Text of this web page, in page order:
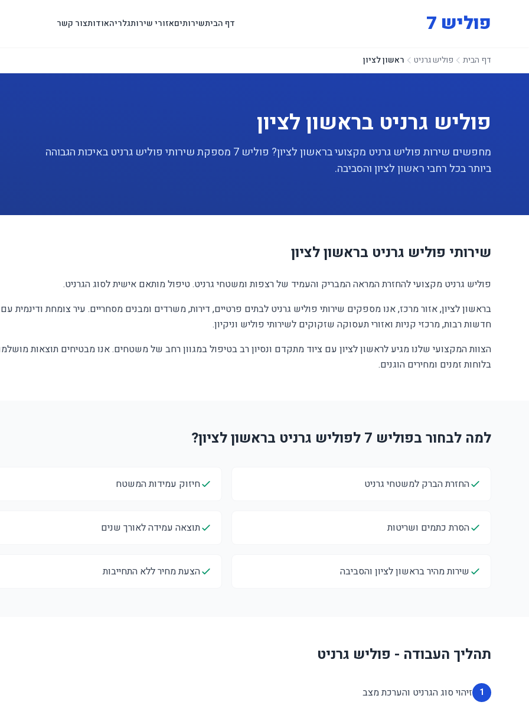
פוליש 7 דף הביתשירותיםאזורי שירותגלריהאודותצור קשר
דף הבית פוליש גרניט ראשון לציון
פוליש גרניט בראשון לציון
מחפשים שירות פוליש גרניט מקצועי בראשון לציון? פוליש 7 מספקת שירותי פוליש גרניט באיכות הגבוהה
ביותר בכל רחבי ראשון לציון והסביבה.
שירותי פוליש גרניט בראשון לציון
פוליש גרניט מקצועי להחזרת המראה המבריק והעמיד של רצפות ומשטחי גרניט. טיפול מותאם אישית לסוג הגרניט.
בראשון לציון, אזור מרכז, אנו מספקים שירותי פוליש גרניט לבתים פרטיים, דירות, משרדים ומבנים מסחריים. עיר צומחת ודינמית
חדשות רבות, מרכזי קניות ואזורי תעסוקה שזקוקים לשירותי פוליש וניקיון.
הצוות המקצועי שלנו מגיע לראשון לציון עם ציוד מתקדם ונסיון רב בטיפול במגוון רחב של משטחים. אנו מבטיחים תוצאות
בלוחות זמנים ומחירים הוגנים.
למה לבחור בפוליש 7 לפוליש גרניט בראשון לציון?
החזרת הברק למשטחי גרניט חיזוק עמידות המשטח
הסרת כתמים ושריטות תוצאה עמידה לאורך שנים
שירות מהיר בראשון לציון והסביבה הצעת מחיר ללא התחייבות
תהליך העבודה - פוליש גרניט
1 זיהוי סוג הגרניט והערכת מצב